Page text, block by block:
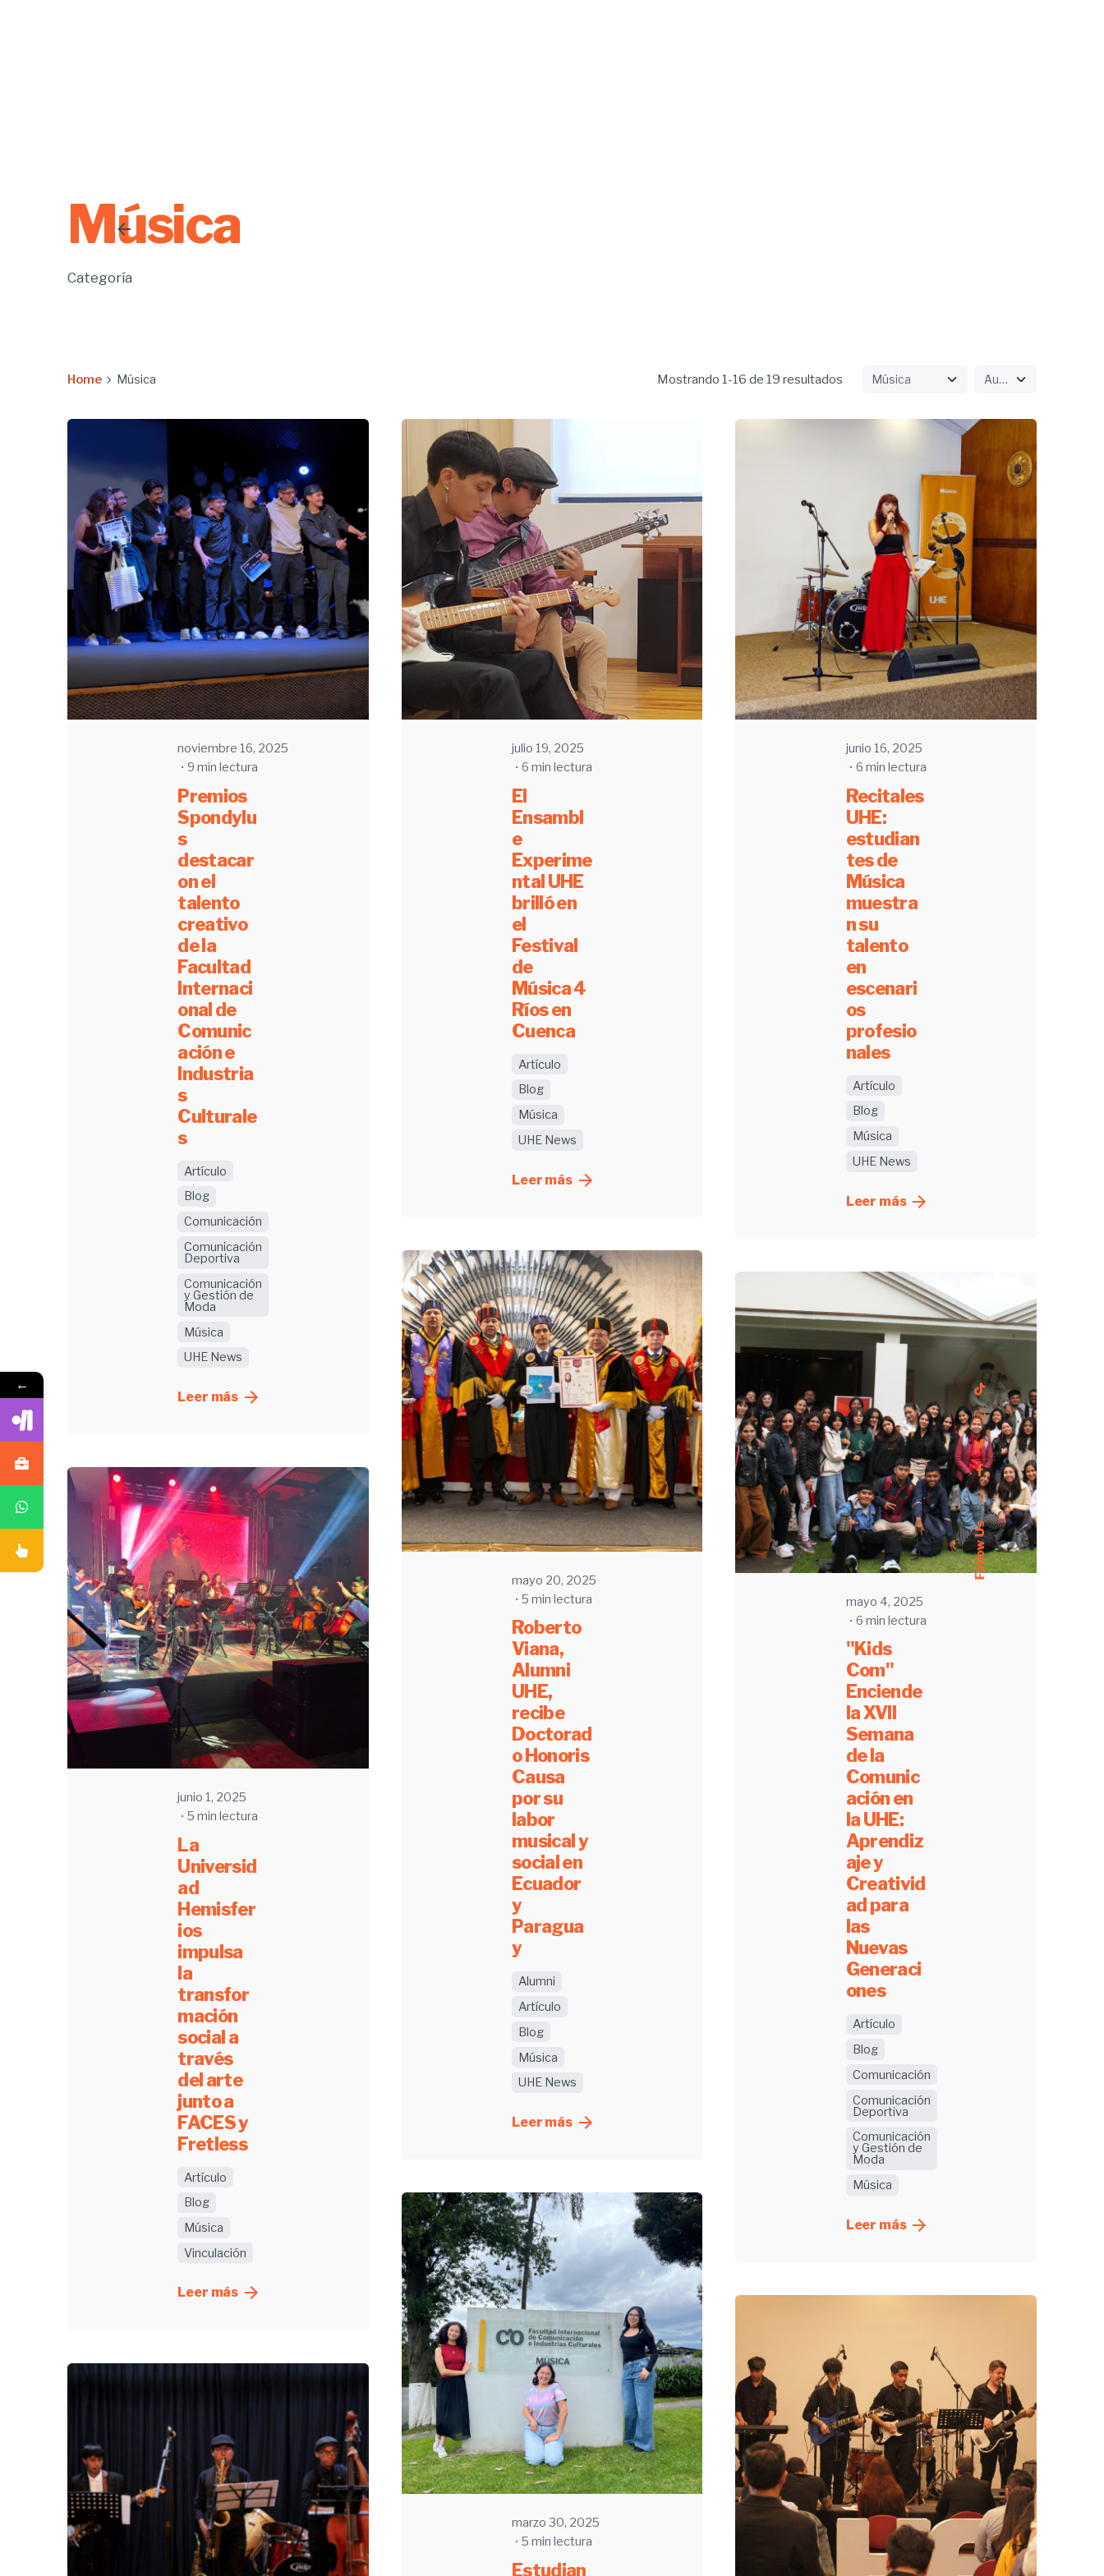
Follow Us
—
Música
Categoría
Home Música Mostrando 1-16 de 19 resultados
Enviado
por
UHE
noviembre 16, 2025
9 min lectura
Premios
Spondylu
s
destacar
on el
talento
creativo
de la
Facultad
Internaci
onal de
Comunic
ación e
Industria
s
Culturale
s
Artículo
Blog
Comunicación
Comunicación
Deportiva
Comunicación
y Gestión de
Moda
Música
UHE News
Leer más
Enviado
por
Jose
julio 19, 2025
6 min lectura
El
Ensambl
e
Experime
ntal UHE
brilló en
el
Festival
de
Música 4
Ríos en
Cuenca
Artículo
Blog
Música
UHE News
Leer más
Enviado
por
UHE
junio 16, 2025
6 min lectura
Recitales
UHE:
estudian
tes de
Música
muestra
n su
talento
en
escenari
os
profesio
nales
Artículo
Blog
Música
UHE News
Leer más
Enviado
por
UHE
junio 1, 2025
5 min lectura
La
Universid
ad
Hemisfer
ios
impulsa
la
transfor
mación
social a
través
del arte
junto a
FACES y
Fretless
Artículo
Blog
Música
Vinculación
Leer más
Enviado
por
UHE
mayo 20, 2025
5 min lectura
Roberto
Viana,
Alumni
UHE,
recibe
Doctorad
o Honoris
Causa
por su
labor
musical y
social en
Ecuador
y
Paragua
y
Alumni
Artículo
Blog
Música
UHE News
Leer más
Enviado
por
UHE
mayo 4, 2025
6 min lectura
"Kids
Com"
Enciende
la XVII
Semana
de la
Comunic
ación en
la UHE:
Aprendiz
aje y
Creativid
ad para
las
Nuevas
Generaci
ones
Artículo
Blog
Comunicación
Comunicación
Deportiva
Comunicación
y Gestión de
Moda
Música
Leer más
Enviado
por
UHE
Enviado
marzo 30, 2025
5 min lectura
Estudian
Enviado
por
UHE
←